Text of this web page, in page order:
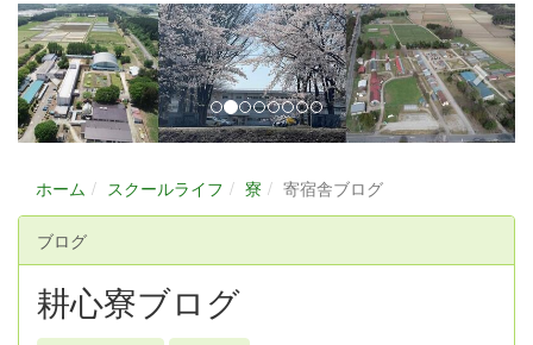
p
r
e
v
i
o
u
s
n
e
x
t
ホーム スクールライフ 寮 寄宿舎ブログ
ブログ
耕心寮ブログ